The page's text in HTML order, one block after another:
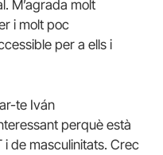
M’agrada molt
i molt poc
per a ells i
te Iván
perquè està
i de masculinitats. Crec